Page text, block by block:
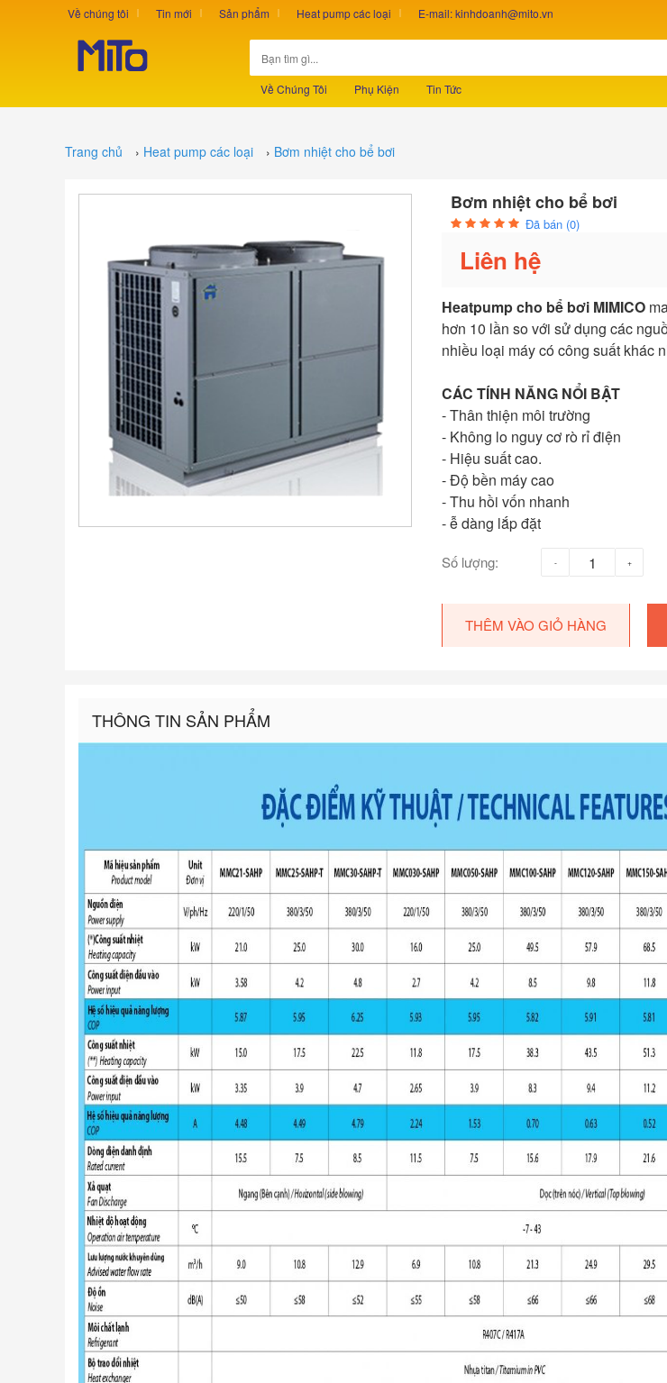
Về chúng tôi Tin mới Sản phẩm Heat pump các loại E-mail: kinhdoanh@mito.vn
Về Chúng Tôi Phụ Kiện Tin Tức
Trang chủ › Heat pump các loại › Bơm nhiệt cho bể bơi
Bơm nhiệt cho bể bơi
Đã bán (0)
Liên hệ
Heatpump cho bể bơi MIMICO
hơn 10 lần so với sử dụng các
nhiều loại máy có công suất khác
CÁC TÍNH NĂNG NỔI BẬT
- Thân thiện môi trường
- Không lo nguy cơ rò rỉ điện
- Hiệu suất cao.
- Độ bền máy cao
- Thu hồi vốn nhanh
- ễ dàng lắp đặt
Số lượng:
THÊM VÀO GIỎ HÀNG
THÔNG TIN SẢN PHẨM